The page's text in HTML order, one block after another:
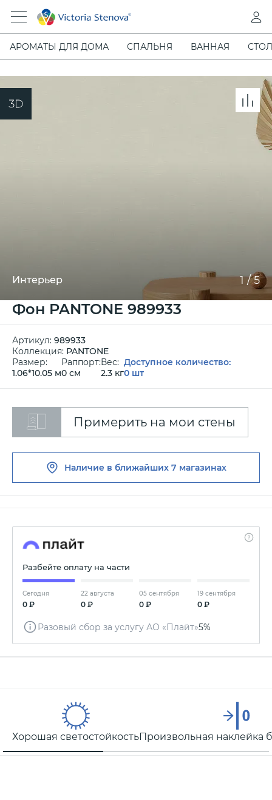
АРОМАТЫ ДЛЯ ДОМА СПАЛЬНЯ ВАННАЯ
Интерьер 1/5
Фон PANTONE 989933
Артикул: 989933
Коллекция: PANTONE
Размер:
1.06*10.05 м
Раппорт:
0 см
Вес:
2.3 кг
Доступное количество:
0 шт
Примерить на мои стены
Наличие в ближайших 7 магазинах
Разбейте оплату на части
Сегодня
0 ₽
22 августа
0 ₽
05 сентября
0 ₽
19 сентября
0 ₽
Разовый сбор за услугу АО «Плайт»5%
Хорошая светостойкостьПроизвольная наклейка